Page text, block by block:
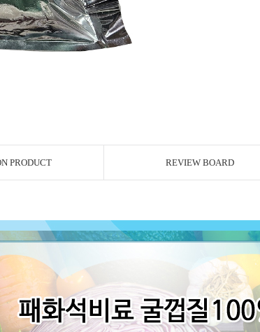
PRODUCT REVIEW BOARD